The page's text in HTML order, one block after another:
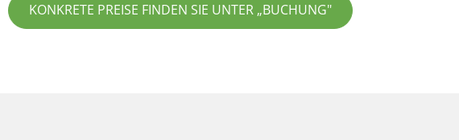
KONKRETE PREISE FINDEN SIE UNTER „BUCHUNG"